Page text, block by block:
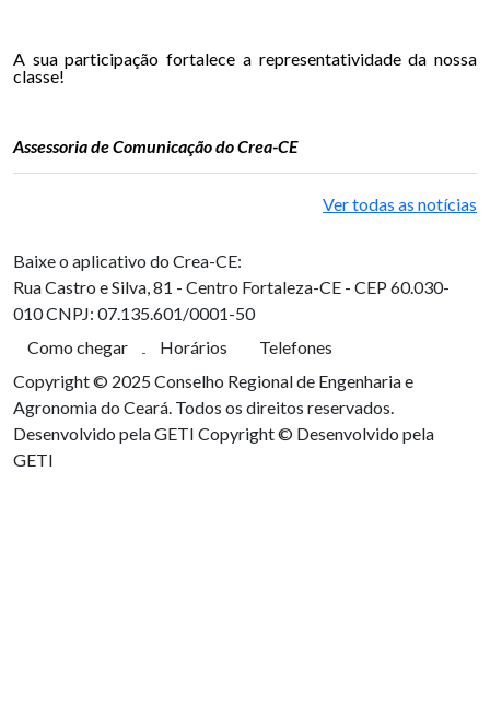
A sua participação fortalece a representatividade da nossa
classe!
Assessoria de Comunicação do Crea-CE
Ver todas as notícias
Baixe o aplicativo do Crea-CE:
Rua Castro e Silva, 81 - Centro Fortaleza-CE - CEP 60.030-
010CNPJ: 07.135.601/0001-50
Como chegar
Horários
Telefones
Copyright © 2025 Conselho Regional de Engenharia e
Agronomia do Ceará. Todos os direitos reservados.
Desenvolvido pela GETI Copyright © Desenvolvido pela
GETI